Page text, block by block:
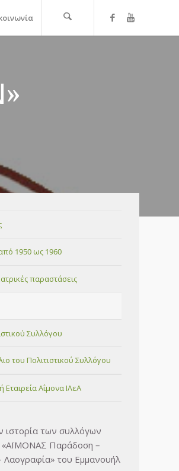
1950 ως 1960
παραστάσεις
Συλλόγου
του Πολιτιστικού Συλλόγου
Εταιρεία Αΐμονα ΙΛεΑ
ιστορία των συλλόγων
«ΑΪΜΟΝΑΣ Παράδοση –
Λαογραφία» του Εμμανουήλ